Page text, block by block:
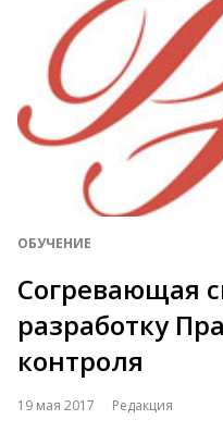
ОБУЧЕНИЕ
Согревающая
разработку
контроля
19 мая 2017 Редакция